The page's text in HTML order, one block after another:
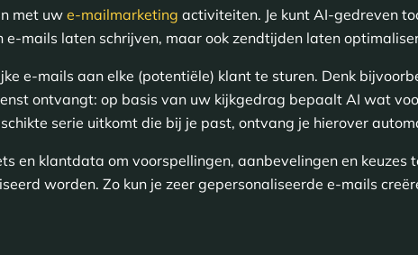
met uwe-mailmarketing activiteiten. Je kunt AI-gedreven
mails laten schrijven, maar ook zendtijden laten
e-mails aan elke (potentiële) klant te sturen. Denk
ontvangt: op basis van uw kijkgedrag bepaalt AI wat
serie uitkomt die bij je past, ontvang je hierover
en klantdata om voorspellingen, aanbevelingen en keuzes
worden. Zo kun je zeer gepersonaliseerde e-mails